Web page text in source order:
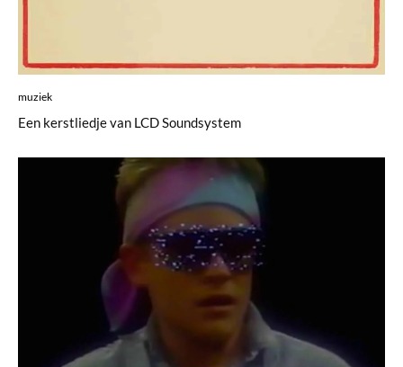
muziek
Een kerstliedje van LCD Soundsystem